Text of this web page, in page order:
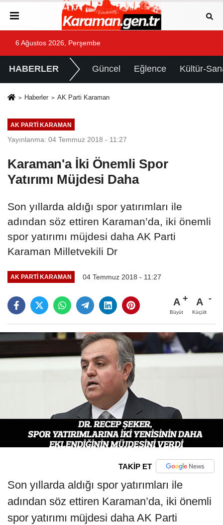
6 Ağustos 2026, Perşembe
HABERLER Güncel Eğlence Kültür-
Haberler AK Parti Karaman
AK PARTI KARAMAN
Yayınlanma: 04 Temmuz 2018 - 11:27
Karaman'a İki Önemli Spor
Yatırımı Müjdesi Daha
Son yıllarda aldığı spor yatırımları ile
adından söz ettiren Karaman’da, iki önemli
spor yatırımı müjdesi daha AK Parti
Karaman Milletvekili Dr
AK PARTI KARAMAN 04 Temmuz 2018 - 11:27
A
Büyüt
A
Küçült
TAKİP ET
Son yıllarda aldığı spor yatırımları ile
adından söz ettiren Karaman’da, iki önemli
spor yatırımı müjdesi daha AK Parti